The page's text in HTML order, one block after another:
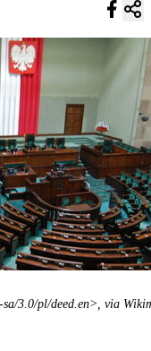
sa/3.0/pl/deed.en>, via